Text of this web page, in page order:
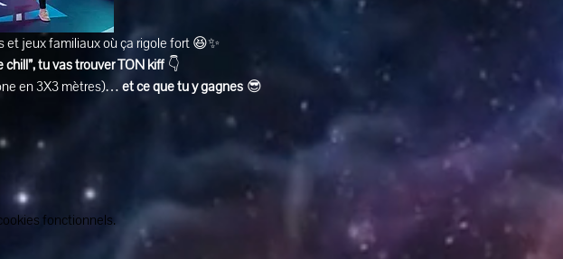
jeux familiaux où ça rigole fort 😆✨
tu vas trouver TON kiff 👇
en 3X3 mètres)… et ce que tu y gagnes 😎
fonctionnels.